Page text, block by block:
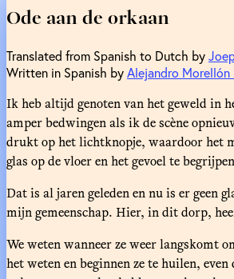
Ode aan de orkaan
Translated from Spanish to Dutch by
Written in Spanish byAlejandro Morellón
Ik heb altijd genoten van het geweld in
amper bedwingen als ik de scène
drukt op het lichtknopje, waardoor het
glas op de vloer en het gevoel te
Dat is al jaren geleden en nu is er geen
mijn gemeenschap. Hier, in dit dorp,
We weten wanneer ze weer langskomt
het weten en beginnen ze te huilen,